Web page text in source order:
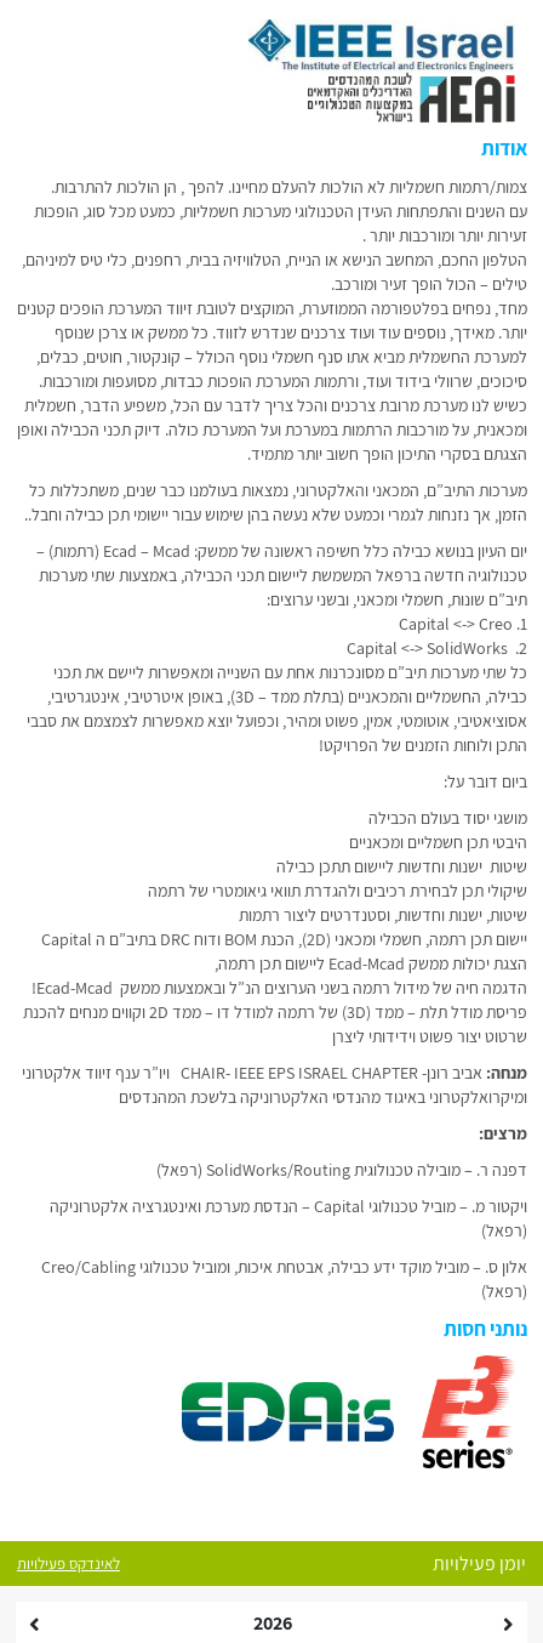
אודות
צמות/רתמות חשמליות לא הולכות להעלם מחיינו. להפך , הן הולכות להתרבות.
עם השנים והתפתחות העידן הטכנולוגי מערכות חשמליות, כמעט מכל סוג, הופכות
זעירות יותר ומורכבות יותר .
הטלפון החכם, המחשב הנישא או הנייח, הטלוויזיה בבית, רחפנים, כלי טיס למיניהם,
טילים – הכול הופך זעיר ומורכב.
מחד, נפחים בפלטפורמה הממוזערת, המוקצים לטובת זיווד המערכת הופכים קטנים
יותר. מאידך, נוספים עוד ועוד צרכנים שנדרש לזווד. כל ממשק או צרכן שנוסף
למערכת החשמלית מביא אתו סנף חשמלי נוסף הכולל – קונקטור, חוטים, כבלים,
סיכוכים, שרוולי בידוד ועוד, ורתמות המערכת הופכות כבדות, מסועפות ומורכבות.
כשיש לנו מערכת מרובת צרכנים והכל צריך לדבר עם הכל, משפיע הדבר, חשמלית
ומכאנית, על מורכבות הרתמות במערכת ועל המערכת כולה. דיוק תכני הכבילה ואופן
הצגתם בסקרי התיכון הופך חשוב יותר מתמיד.
מערכות התיב”ם, המכאני והאלקטרוני, נמצאות בעולמנו כבר שנים, משתכללות כל
הזמן, אך נזנחות לגמרי וכמעט שלא נעשה בהן שימוש עבור יישומי תכן כבילה וחבל..
יום העיון בנושא כבילה כלל חשיפה ראשונה של ממשק: Ecad – Mcad (רתמות) –
טכנולוגיה חדשה ברפאל המשמשת ליישום תכני הכבילה, באמצעות שתי מערכות
תיב”ם שונות, חשמלי ומכאני, ובשני ערוצים:
1. Capital <-> Creo
2. Capital <-> SolidWorks
כל שתי מערכות תיב”ם מסונכרנות אחת עם השנייה ומאפשרות ליישם את תכני
כבילה, החשמליים והמכאניים (בתלת ממד – 3D), באופן איטרטיבי, אינטגרטיבי,
אסוציאטיבי, אוטומטי, אמין, פשוט ומהיר, וכפועל יוצא מאפשרות לצמצמם את סבבי
התכן ולוחות הזמנים של הפרויקט!
ביום דובר על:
מושגי יסוד בעולם הכבילה
היבטי תכן חשמליים ומכאניים
שיטות ישנות וחדשות ליישום תתכן כבילה
שיקולי תכן לבחירת רכיבים ולהגדרת תוואי גיאומטרי של רתמה
שיטות, ישנות וחדשות, וסטנדרטים ליצור רתמות
יישום תכן רתמה, חשמלי ומכאני (2D), הכנת BOM ודוח DRC בתיב”ם ה Capital
הצגת יכולות ממשק Ecad-Mcad ליישום תכן רתמה,
הדגמה חיה של מידול רתמה בשני הערוצים הנ”ל ובאמצעות ממשק Ecad-Mcad!
פריסת מודל תלת – ממד (3D) של רתמה למודל דו – ממד 2D וקווים מנחים להכנת
שרטוט יצור פשוט וידידותי ליצרן
מנחה:
אביב רונן- CHAIR- IEEE EPS ISRAEL CHAPTER ויו”ר ענף זיווד אלקטרוני
ומיקרואלקטרוני באיגוד מהנדסי האלקטרוניקה בלשכת המהנדסים
מרצים:
דפנה ר. – מובילה טכנולוגית SolidWorks/Routing (רפאל)
ויקטור מ. – מוביל טכנולוגי Capital – הנדסת מערכת ואינטגרציה אלקטרוניקה
(רפאל)
אלון ס. – מוביל מוקד ידע כבילה, אבטחת איכות, ומוביל טכנולוגי Creo/Cabling
(רפאל)
נותני חסות
יומן פעילויות לאינדקס פעילויות
2026